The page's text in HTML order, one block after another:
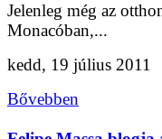
Jelenleg még az
Monacóban,...
kedd, 19 július 2011
Bővebben